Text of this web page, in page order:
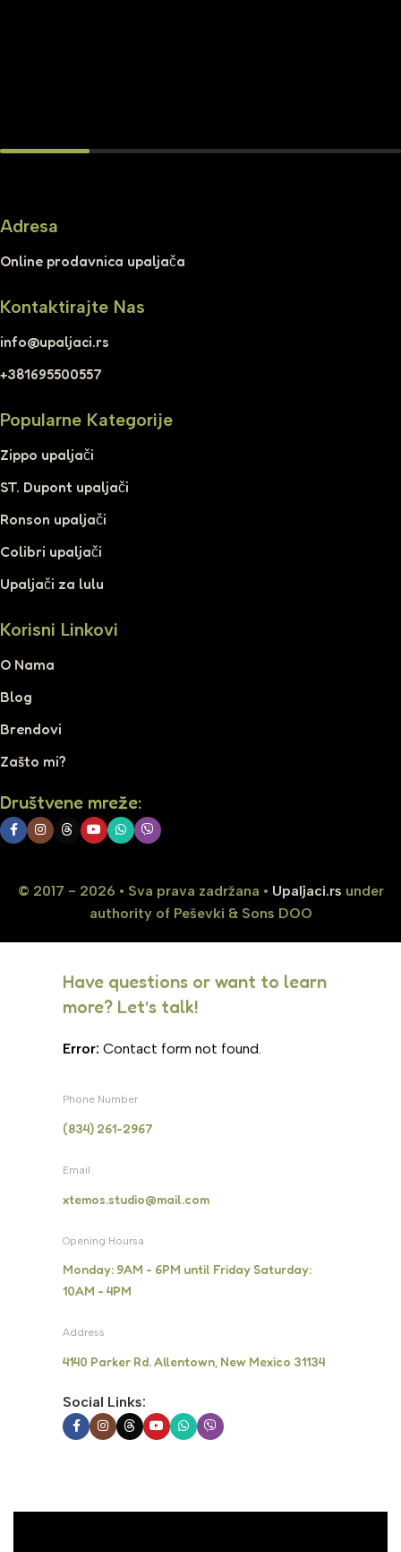
Adresa
Online prodavnica upaljača
Kontaktirajte Nas
info@upaljaci.rs
+381695500557
Popularne Kategorije
Zippo upaljači
ST. Dupont upaljači
Ronson upaljači
Colibri upaljači
Upaljači za lulu
Korisni Linkovi
O Nama
Blog
Brendovi
Zašto mi?
Društvene mreže:
© 2017 - 2026 • Sva prava zadržana • Upaljaci.rs under
authority of Peševki & Sons DOO
Have questions or want to learn
more? Let’s talk!
Error: Contact form not found.
Phone Number
(834) 261-2967
Email
xtemos.studio@mail.com
Opening Hoursa
Monday: 9AM - 6PM until Friday Saturday:
10AM - 4PM
Address
4140 Parker Rd. Allentown, New Mexico 31134
Social Links: